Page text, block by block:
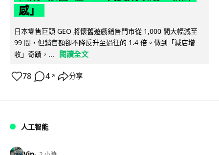
感」
日本零售巨頭 GEO 將懷舊遊戲銷售門市從 1,000 間大幅減至
99 間，但銷售額卻不降反升至過往的 1.4 倍。做到「減店增
收」奇蹟，...
閱讀全文
78 4 ↗ 分享
人工智能